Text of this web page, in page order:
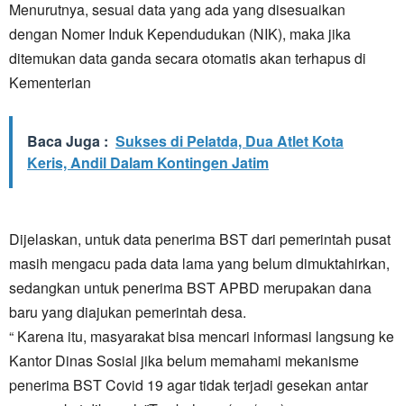
Menurutnya, sesuai data yang ada yang disesuaikan
dengan Nomer Induk Kependudukan (NIK), maka jika
ditemukan data ganda secara otomatis akan terhapus di
Kementerian
Baca Juga : Sukses di Pelatda, Dua Atlet Kota
Keris, Andil Dalam Kontingen Jatim
Dijelaskan, untuk data penerima BST dari pemerintah pusat
masih mengacu pada data lama yang belum dimuktahirkan,
sedangkan untuk penerima BST APBD merupakan dana
baru yang diajukan pemerintah desa.
“ Karena itu, masyarakat bisa mencari informasi langsung ke
Kantor Dinas Sosial jika belum memahami mekanisme
penerima BST Covid 19 agar tidak terjadi gesekan antar